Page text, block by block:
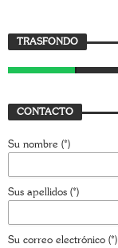
TRASFONDO
JAVIER BUSTAMANTE
CONTACTO
Su nombre (*)
Sus apellidos (*)
Su correo electrónico (*)